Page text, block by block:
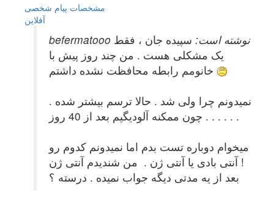
مشخصات پیام شخصی
آفلاين
befermatooo نوشته است: سپیده جان ، فقط
یک مشکلی هست . من چند روز پیش با
نمیدونم چرا ولی شد . حالا ترسم بیشتر شده .
چون ممکنه آلودیگیم بعد از 40 روز . . . . . .
میخوام دوباره تست بدم اما نمیدونم کدوم رو
! آنتی بادی یا آنتی ژن . من شندیدم آنتی ژن
بعد از یه مدتی دیگه جواب نمیده . درسته ؟